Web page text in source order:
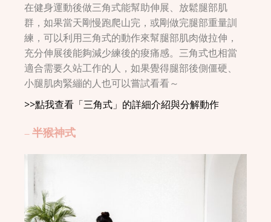
在健身運動後做三角式能幫助伸展、放鬆腿部肌
群，如果當天剛慢跑爬山完，或剛做完腿部重量訓
練，可以利用三角式的動作來幫腿部肌肉做拉伸，
充分伸展後能夠減少練後的痠痛感。三角式也相當
適合需要久站工作的人，如果覺得腿部後側僵硬、
小腿肌肉緊繃的人也可以嘗試看看～
>>點我查看「三角式」的詳細介紹與分解動作
– 半猴神式